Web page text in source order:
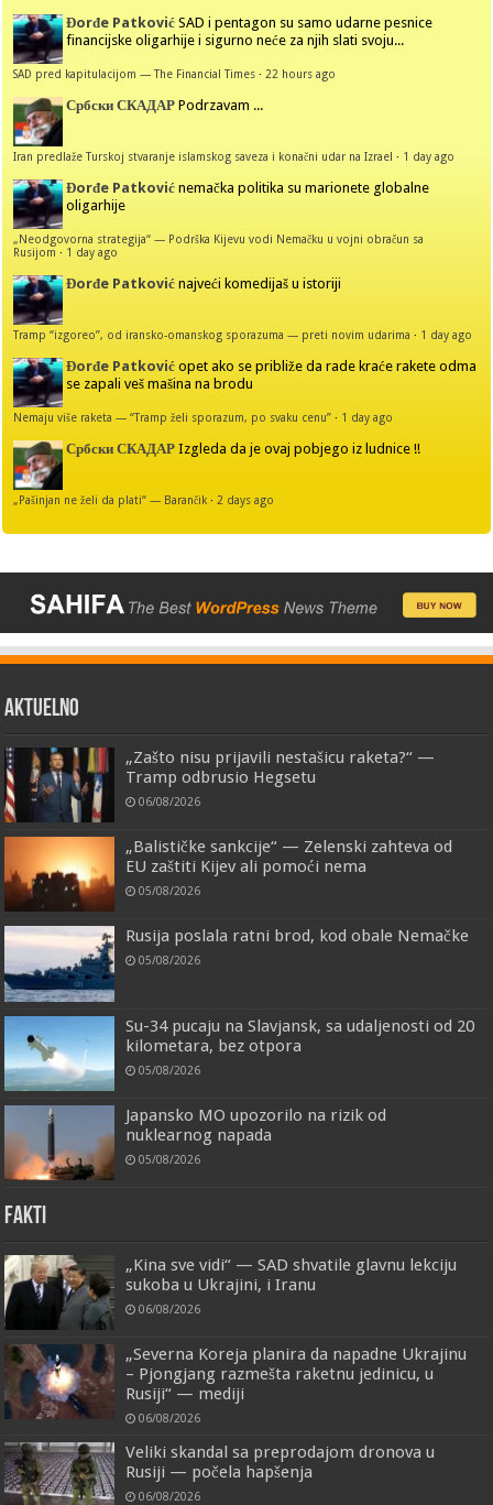
Đorđe Patković SAD i pentagon su samo udarne pesnice
financijske oligarhije i sigurno neće za njih slati svoju...
SAD pred kapitulacijom — The Financial Times · 22 hours ago
Србски СКАДАР Podrzavam ...
Iran predlaže Turskoj stvaranje islamskog saveza i konačni udar na Izrael · 1 day ago
Đorđe Patković nemačka politika su marionete globalne
oligarhije
„Neodgovorna strategija“ — Podrška Kijevu vodi Nemačku u vojni obračun sa
Rusijom · 1 day ago
Đorđe Patković najveći komedijaš u istoriji
Tramp “izgoreo”, od iransko-omanskog sporazuma — preti novim udarima · 1 day ago
Đorđe Patković opet ako se približe da rade kraće rakete odma
se zapali veš mašina na brodu
Nemaju više raketa — “Tramp želi sporazum, po svaku cenu” · 1 day ago
Србски СКАДАР Izgleda da je ovaj pobjego iz ludnice !!
„Pašinjan ne želi da plati“ — Barančik · 2 days ago
AKTUELNO
„Zašto nisu prijavili nestašicu raketa?“ —
Tramp odbrusio Hegsetu
06/08/2026
„Balističke sankcije“ — Zelenski zahteva od
EU zaštiti Kijev ali pomoći nema
05/08/2026
Rusija poslala ratni brod, kod obale Nemačke
05/08/2026
Su-34 pucaju na Slavjansk, sa udaljenosti od 20
kilometara, bez otpora
05/08/2026
Japansko MO upozorilo na rizik od
nuklearnog napada
05/08/2026
FAKTI
„Kina sve vidi“ — SAD shvatile glavnu lekciju
sukoba u Ukrajini, i Iranu
06/08/2026
„Severna Koreja planira da napadne Ukrajinu
– Pjongjang razmešta raketnu jedinicu, u
Rusiji“ — mediji
06/08/2026
Veliki skandal sa preprodajom dronova u
Rusiji — počela hapšenja
06/08/2026